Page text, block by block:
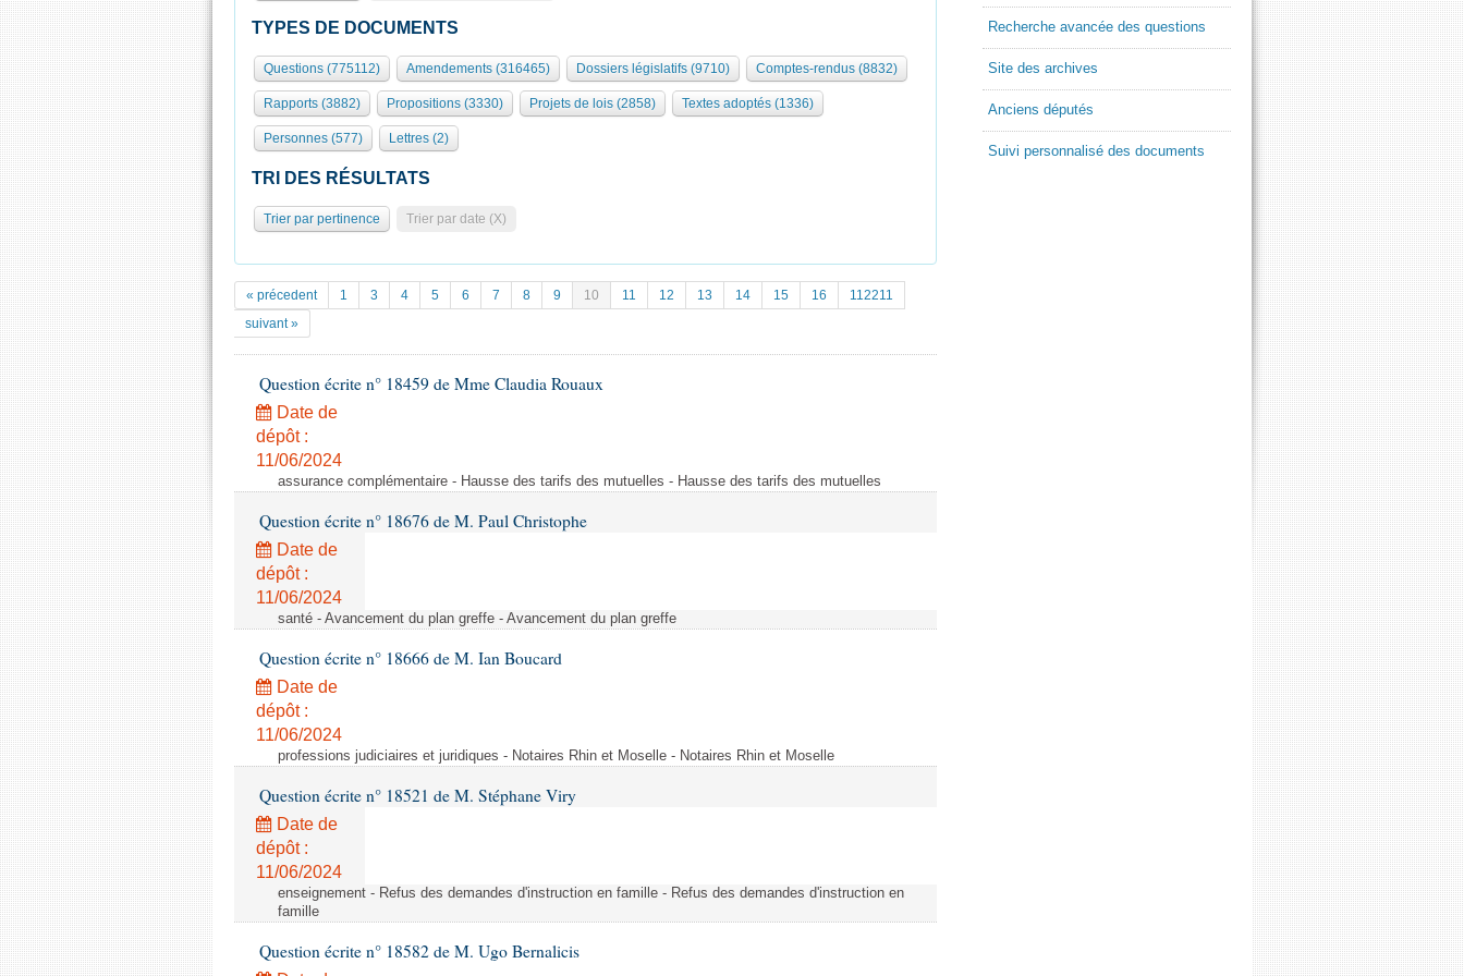
TYPES DE DOCUMENTS
Questions (775112) Amendements (316465) Dossiers législatifs (9710) Comptes-rendus (8832)
Rapports (3882) Propositions (3330) Projets de lois (2858) Textes adoptés (1336)
Personnes (577) Lettres (2)
TRI DES RÉSULTATS
Trier par pertinence Trier par date (X)
« précedent 1 3 4 5 6 7 8 9 10 11 12 13 14 15 16
112211
suivant »
Question écrite n° 18459 de Mme Claudia Rouaux
Date de
dépôt :
11/06/2024
assurance complémentaire - Hausse des tarifs des mutuelles - Hausse des tarifs des mutuelles
Question écrite n° 18676 de M. Paul Christophe
Date de
dépôt :
11/06/2024
santé - Avancement du plan greffe - Avancement du plan greffe
Question écrite n° 18666 de M. Ian Boucard
Date de
dépôt :
11/06/2024
professions judiciaires et juridiques - Notaires Rhin et Moselle - Notaires Rhin et Moselle
Question écrite n° 18521 de M. Stéphane Viry
Date de
dépôt :
11/06/2024
enseignement - Refus des demandes d'instruction en famille - Refus des demandes d'instruction en
famille
Question écrite n° 18582 de M. Ugo Bernalicis
Recherche avancée des questions
Site des archives
Anciens députés
Suivi personnalisé des documents